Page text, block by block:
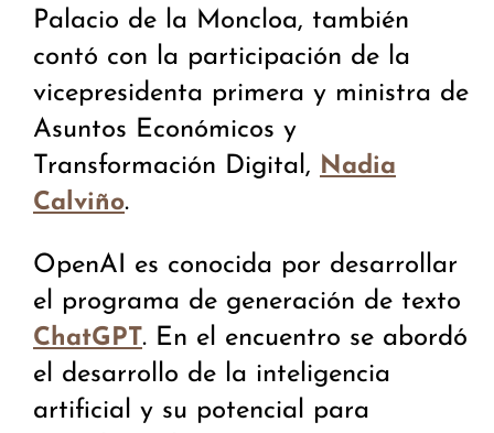
Palacio de la Moncloa, también
contó con la participación de la
vicepresidenta primera y ministra de
Asuntos Económicos y
Transformación Digital, Nadia
Calviño.
OpenAI es conocida por desarrollar
el programa de generación de texto
ChatGPT. En el encuentro se abordó
el desarrollo de la inteligencia
artificial y su potencial para